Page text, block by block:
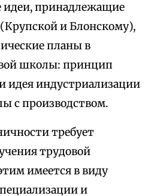
идеи, принадлежащие
и Блонскому),
планы в
школы: принцип
идея индустриализации
с производством.
требует
трудовой
имеется в виду
и